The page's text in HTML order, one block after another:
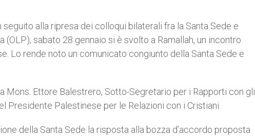
seguito alla ripresa dei colloqui bilaterali fra la Santa Sede e
(OLP), sabato 28 gennaio si è svolto a Ramallah, un incontro
Lo rende noto un comunicato congiunto della Santa Sede e
Ettore Balestrero, Sotto-Segretario per i Rapporti con gli
Presidente Palestinese per le Relazioni con i Cristiani.
della Santa Sede la risposta alla bozza d’accordo proposta